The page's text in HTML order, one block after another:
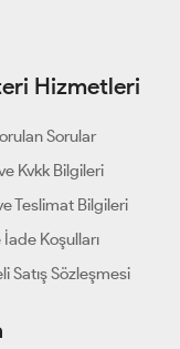
Hizmetleri
Sorular
Kvkk Bilgileri
Teslimat Bilgileri
Koşulları
Satış Sözleşmesi